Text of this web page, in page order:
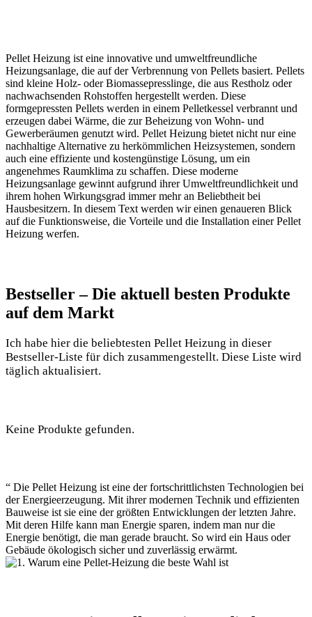
Pellet Heizung ist eine innovative und umweltfreundliche
Heizungsanlage, die auf der Verbrennung von Pellets basiert. Pellets
sind kleine Holz- oder Biomassepresslinge, die aus Restholz oder
nachwachsenden Rohstoffen hergestellt werden. Diese
formgepressten Pellets werden in einem Pelletkessel verbrannt und
erzeugen dabei Wärme, die zur Beheizung von Wohn- und
Gewerberäumen genutzt wird. Pellet Heizung bietet nicht nur eine
nachhaltige Alternative zu herkömmlichen Heizsystemen, sondern
auch eine effiziente und kostengünstige Lösung, um ein
angenehmes Raumklima zu schaffen. Diese moderne
Heizungsanlage gewinnt aufgrund ihrer Umweltfreundlichkeit und
ihrem hohen Wirkungsgrad immer mehr an Beliebtheit bei
Hausbesitzern. In diesem Text werden wir einen genaueren Blick
auf die Funktionsweise, die Vorteile und die Installation einer Pellet
Heizung werfen.
Bestseller – Die aktuell besten Produkte
auf dem Markt
Ich habe hier die beliebtesten Pellet Heizung in dieser
Bestseller-Liste für dich zusammengestellt. Diese Liste wird
täglich aktualisiert.
Keine Produkte gefunden.
“ Die Pellet Heizung ist eine der fortschrittlichsten Technologien bei
der Energieerzeugung. Mit ihrer modernen Technik und effizienten
Bauweise ist sie eine der größten Entwicklungen der letzten Jahre.
Mit deren Hilfe kann man Energie sparen, indem man nur die
Energie benötigt, die man gerade braucht. So wird ein Haus oder
Gebäude ökologisch sicher und zuverlässig erwärmt.